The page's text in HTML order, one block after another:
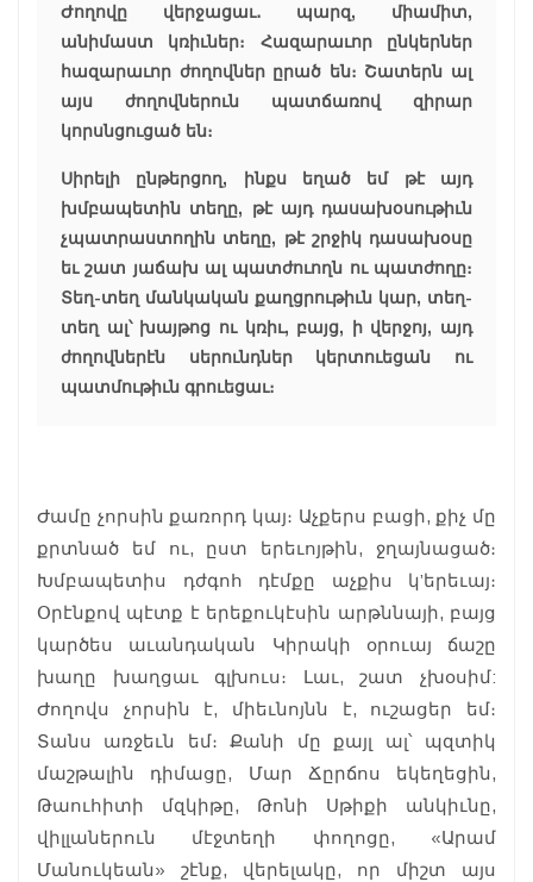
Ժողովը վերջացաւ․ պարզ, միամիտ,
անիմաստ կռիւներ։ Հազարաւոր ընկերներ
հազարաւոր ժողովներ ըրած են։ Շատերն ալ
այս ժողովներուն պատճառով զիրար
կորսնցուցած են։
Սիրելի ընթերցող, ինքս եղած եմ թէ այդ
խմբապետին տեղը, թէ այդ դասախօսութիւն
չպատրաստողին տեղը, թէ շրջիկ դասախօսը
եւ շատ յաճախ ալ պատժուողն ու պատժողը։
Տեղ-տեղ մանկական քաղցրութիւն կար, տեղ-
տեղ ալ՝ խայթոց ու կռիւ, բայց, ի վերջոյ, այդ
ժողովներէն սերունդներ կերտուեցան ու
պատմութիւն գրուեցաւ։
Ժամը չորսին քառորդ կայ։ Աչքերս բացի, քիչ մը
քրտնած եմ ու, ըստ երեւոյթին, ջղայնացած։
Խմբապետիս դժգոհ դէմքը աչքիս կ’երեւայ։
Օրէնքով պէտք է երեքուկէսին արթննայի, բայց
կարծես աւանդական Կիրակի օրուայ ճաշը
խաղը խաղցաւ գլխուս։ Լաւ, շատ չխօսիմ:
Ժողովս չորսին է, միեւնոյնն է, ուշացեր եմ։
Տանս առջեւն եմ։ Քանի մը քայլ ալ՝ պզտիկ
մաշթալին դիմացը, Մար Ճըրճոս եկեղեցին,
Թաուհիտի մզկիթը, Թոնի Սթիքի անկիւնը,
վիլլաներուն մէջտեղի փողոցը, «Արամ
Մանուկեան» շէնք, վերելակը, որ միշտ այս